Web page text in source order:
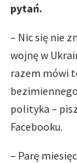
pytań.
– Nic się nie
wojnę w
razem mówi
polityka –
Facebooku.
– Parę